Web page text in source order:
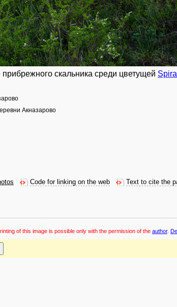
скальника среди цветущей
Акназарово
Code for linking on the web Text to cite the
of this image is possible only with the permission of the author.